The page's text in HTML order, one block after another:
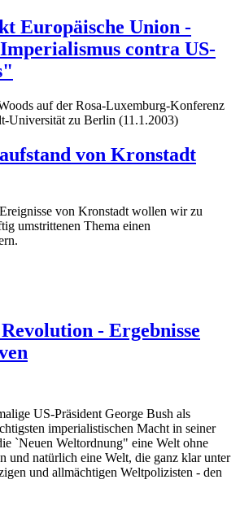
Europäische Union -
contra US-
auf der Rosa-Luxemburg-Konferenz
Universität zu Berlin (11.1.2003)
von Kronstadt
von Kronstadt wollen wir zu
umstrittenen Thema einen
- Ergebnisse
US-Präsident George Bush als
imperialistischen Macht in seiner
`Neuen Weltordnung" eine Welt ohne
und natürlich eine Welt, die ganz klar unter
und allmächtigen Weltpolizisten - den